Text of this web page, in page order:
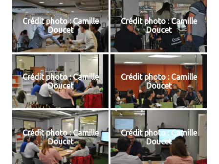
Crédit photo : Camille
Doucet
Crédit photo : Camille
Doucet
Crédit photo : Camille
Doucet
Crédit photo : Camille
Doucet
Crédit photo : Camille
Doucet
Crédit photo : Camille
Doucet